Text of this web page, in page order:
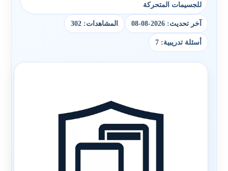
للجسيمات المتحركة
آخر تحديث: 2026-08-08 المشاهدات: 302
أسئلة تدريبية: 7